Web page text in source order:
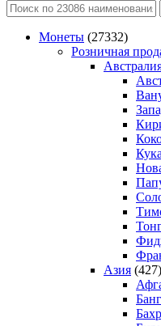
Монеты (27332)
Розничная
Азия (427)